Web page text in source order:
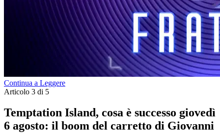
Continua a Leggere
Articolo 3 di 5
Temptation Island, cosa è successo giovedì
6 agosto: il boom del carretto di Giovanni